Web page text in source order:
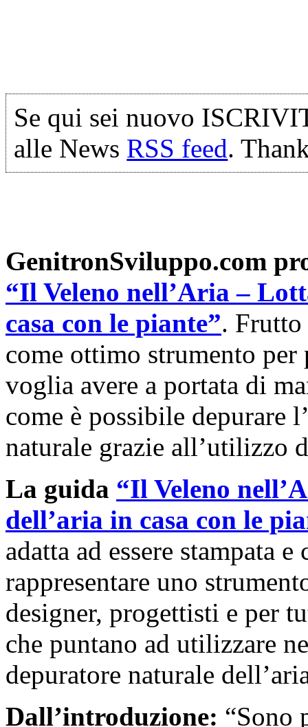
Se qui sei nuovo
alle News RSS feed.
GenitronSviluppo.com
“Il Veleno nell’Aria –
casa con le piante”. Frutto
come ottimo strumento
voglia avere a portata di
come è possibile depurare
naturale grazie all’utilizzo
La guida “Il Veleno
dell’aria in casa con le
adatta ad essere stampata
rappresentare uno
designer, progettisti e per
che puntano ad utilizzare
depuratore naturale
Dall’introduzione: “Sono